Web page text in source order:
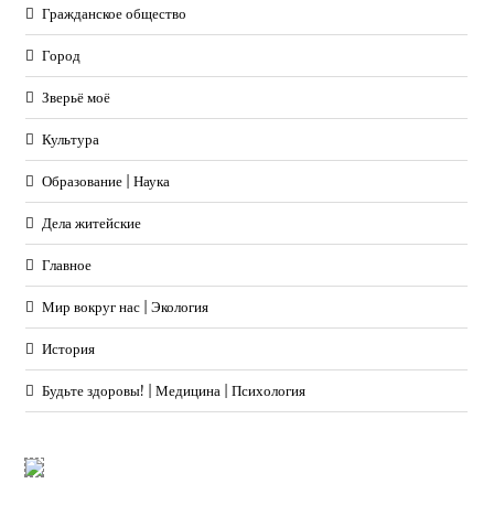
Гражданское общество
Город
Зверьё моё
Культура
Образование | Наука
Дела житейские
Главное
Мир вокруг нас | Экология
История
Будьте здоровы! | Медицина | Психология